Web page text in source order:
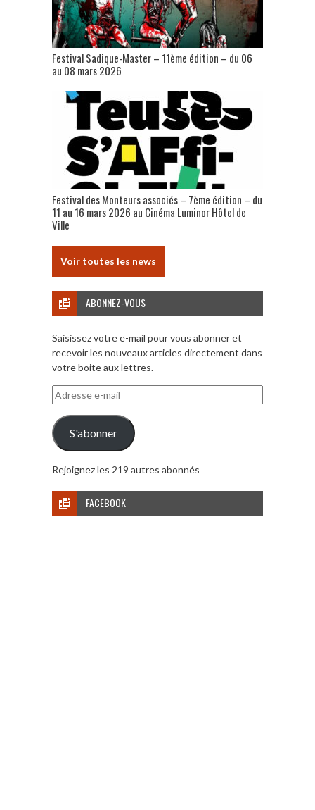
Festival Sadique-Master – 11ème édition – du 06
au 08 mars 2026
Festival des Monteurs associés – 7ème édition – du
11 au 16 mars 2026 au Cinéma Luminor Hôtel de
Ville
Voir toutes les news
ABONNEZ-VOUS
Saisissez votre e-mail pour vous abonner et
recevoir les nouveaux articles directement dans
votre boite aux lettres.
Adresse
e-
mail
S'abonner
Rejoignez les 219 autres abonnés
FACEBOOK